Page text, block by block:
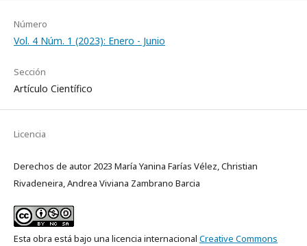
Número
Vol. 4 Núm. 1 (2023): Enero - Junio
Sección
Artículo Científico
Licencia
Derechos de autor 2023 María Yanina Farías Vélez, Christian
Rivadeneira, Andrea Viviana Zambrano Barcia
Esta obra está bajo una licencia internacional Creative Commons